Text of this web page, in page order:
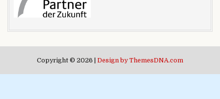
Copyright © 2026 | Design by ThemesDNA.com